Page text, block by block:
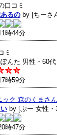
口コミ
るの by [ちーさ
時44分
ミ
んた 男性・60代
時59分
ック 森のくまさん
by [ぷー 女性
時47分